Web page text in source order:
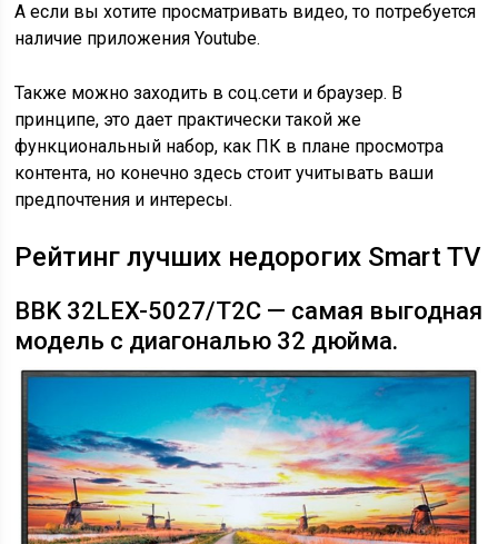
А если вы хотите просматривать видео, то потребуется
наличие приложения Youtube.
Также можно заходить в соц.сети и браузер. В
принципе, это дает практически такой же
функциональный набор, как ПК в плане просмотра
контента, но конечно здесь стоит учитывать ваши
предпочтения и интересы.
Рейтинг лучших недорогих Smart TV
BBK 32LEX-5027/T2C — самая выгодная
модель с диагональю 32 дюйма.